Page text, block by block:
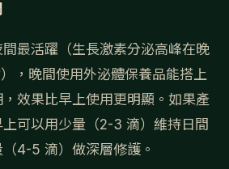
最活躍（生長激素分泌高峰在晚
，晚間使用外泌體保養品能搭上
效果比早上使用更明顯。如果產
可以用少量（2-3 滴）維持日間
4-5 滴）做深層修護。